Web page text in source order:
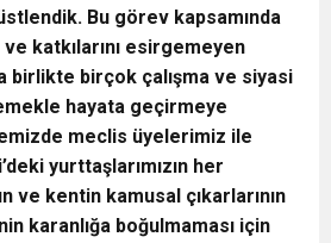
Bu görev kapsamında
katkılarını esirgemeyen
birlikte birçok çalışma ve siyasi
hayata geçirmeye
meclis üyelerimiz ile
yurttaşlarımızın her
ve kentin kamusal çıkarlarının
karanlığa boğulmaması için